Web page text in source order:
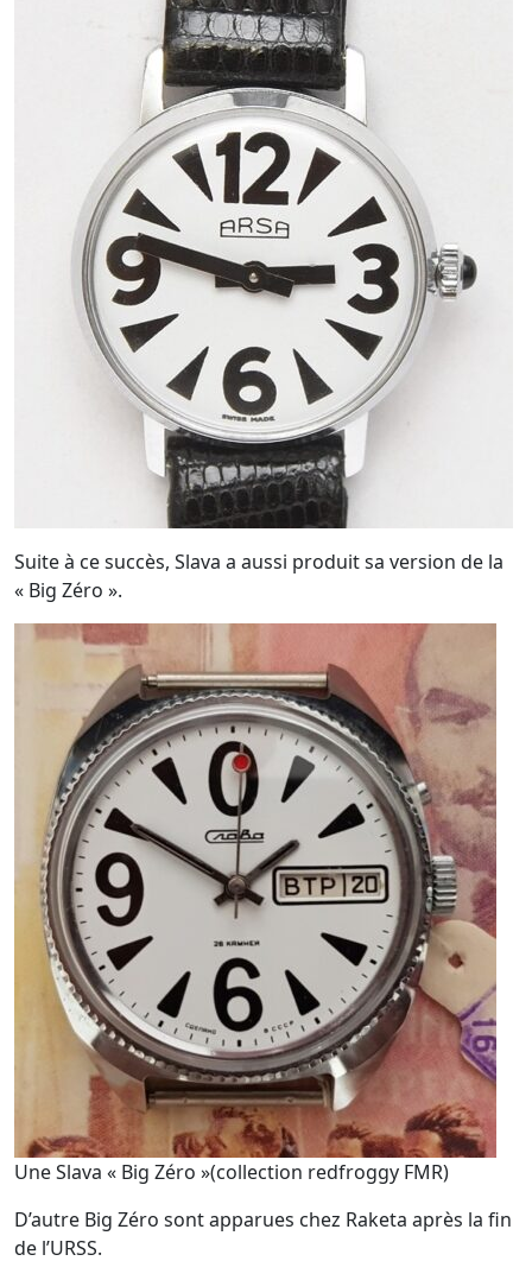
Suite à ce succès, Slava a aussi produit sa version de la
« Big Zéro ».
Une Slava « Big Zéro »(collection redfroggy FMR)
D’autre Big Zéro sont apparues chez Raketa après la fin
de l’URSS.